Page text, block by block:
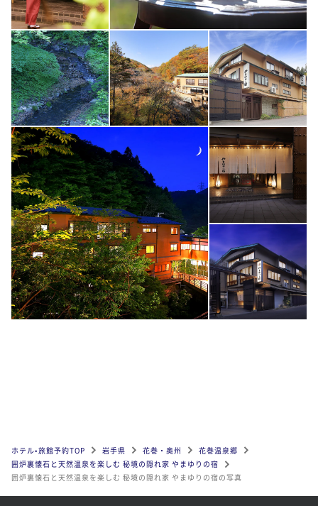
ホテル•旅館予約TOP 岩手県 花巻・奥州
花巻温泉郷
囲炉裏懐石と天然温泉を楽しむ 秘境の隠れ家 やまゆりの宿
囲炉裏懐石と天然温泉を楽しむ 秘境の隠れ家 やまゆりの宿の写真